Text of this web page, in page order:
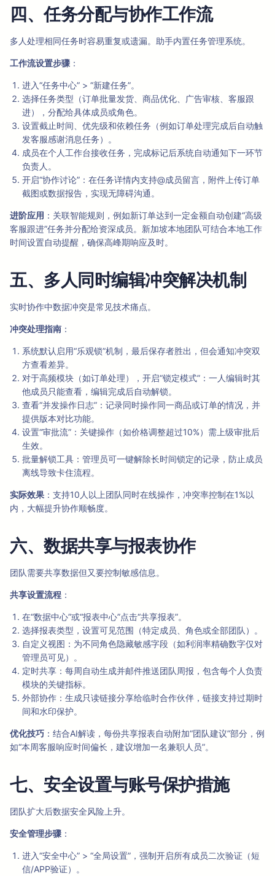
四、任务分配与协作工作流
多人处理相同任务时容易重复或遗漏。助手内置任务管理系统。
工作流设置步骤 ：
进入“任务中心” > “新建任务”。
选择任务类型（订单批量发货、商品优化、广告审核、客服跟
进），分配给具体成员或角色。
设置截止时间、优先级和依赖任务（例如订单处理完成后自动触
发客服感谢消息任务）。
成员在个人工作台接收任务，完成标记后系统自动通知下一环节
负责人。
开启“协作讨论”：在任务详情内支持@成员留言，附件上传订单
截图或数据报告，实现无障碍沟通。
进阶应用 ：关联智能规则，例如新订单达到一定金额自动创建“高级
客服跟进”任务并分配给资深成员。新加坡本地团队可结合本地工作
时间设置自动提醒，确保高峰期响应及时。
五、多人同时编辑冲突解决机制
实时协作中数据冲突是常见技术痛点。
冲突处理指南 ：
系统默认启用“乐观锁”机制，最后保存者胜出，但会通知冲突双
方查看差异。
对于高频模块（如订单处理），开启“锁定模式”：一人编辑时其
他成员只能查看，编辑完成后自动解锁。
查看“并发操作日志”：记录同时操作同一商品或订单的情况，并
提供版本对比功能。
设置“审批流”：关键操作（如价格调整超过10%）需上级审批后
生效。
批量解锁工具：管理员可一键解除长时间锁定的记录，防止成员
离线导致卡住流程。
实际效果 ：支持10人以上团队同时在线操作，冲突率控制在1%以
内，大幅提升协作顺畅度。
六、数据共享与报表协作
团队需要共享数据但又要控制敏感信息。
共享设置流程 ：
在“数据中心”或“报表中心”点击“共享报表”。
选择报表类型，设置可见范围（特定成员、角色或全部团队）。
自定义视图：为不同角色隐藏敏感字段（如利润率精确数字仅对
管理员可见）。
定时共享：每周自动生成并邮件推送团队周报，包含每个人负责
模块的关键指标。
外部协作：生成只读链接分享给临时合作伙伴，链接支持过期时
间和水印保护。
优化技巧 ：结合AI解读，每份共享报表自动附加“团队建议”部分，例
如“本周客服响应时间偏长，建议增加一名兼职人员”。
七、安全设置与账号保护措施
团队扩大后数据安全风险上升。
安全管理步骤 ：
进入“安全中心” > “全局设置”，强制开启所有成员二次验证（短
信/APP验证）。